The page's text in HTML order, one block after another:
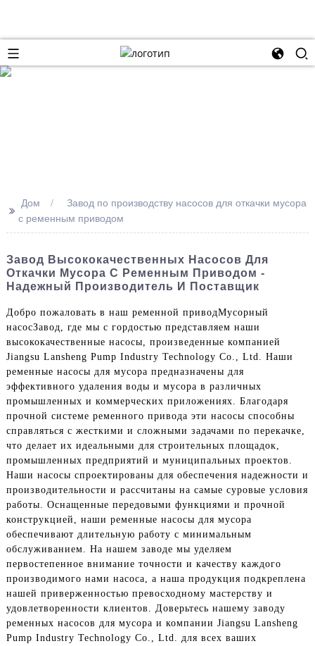
>> Дом
Завод по производству насосов для откачки мусора
с ременным приводом
Завод Высококачественных Насосов Для
Откачки Мусора С Ременным Приводом -
Надежный Производитель И Поставщик
Добро пожаловать в наш ременной приводМусорный
насосЗавод, где мы с гордостью представляем наши
высококачественные насосы, произведенные компанией
Jiangsu Lansheng Pump Industry Technology Co., Ltd. Наши
ременные насосы для мусора предназначены для
эффективного удаления воды и мусора в различных
промышленных и коммерческих приложениях. Благодаря
прочной системе ременного привода эти насосы способны
справляться с жесткими и сложными задачами по перекачке,
что делает их идеальными для строительных площадок,
промышленных предприятий и муниципальных проектов.
Наши насосы спроектированы для обеспечения надежности и
производительности и рассчитаны на самые суровые условия
работы. Оснащенные передовыми функциями и прочной
конструкцией, наши ременные насосы для мусора
обеспечивают длительную работу с минимальным
обслуживанием. На нашем заводе мы уделяем
первостепенное внимание точности и качеству каждого
производимого нами насоса, а наша продукция подкреплена
нашей приверженностью превосходному мастерству и
удовлетворенности клиентов. Доверьтесь нашему заводу
ременных насосов для мусора и компании Jiangsu Lansheng
Pump Industry Technology Co., Ltd. для всех ваших